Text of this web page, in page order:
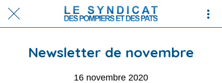
Newsletter de novembre
16 novembre 2020